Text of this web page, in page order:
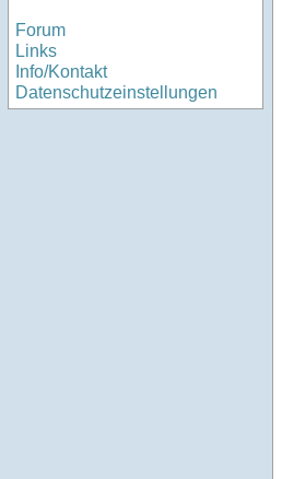
Forum
Links
Info/Kontakt
Datenschutzeinstellungen